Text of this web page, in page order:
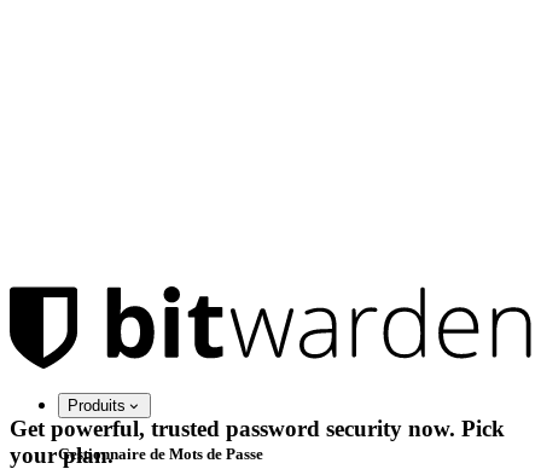
Produits
Gestionnaire de Mots de Passe
Get powerful, trusted password security now. Pick
your plan.